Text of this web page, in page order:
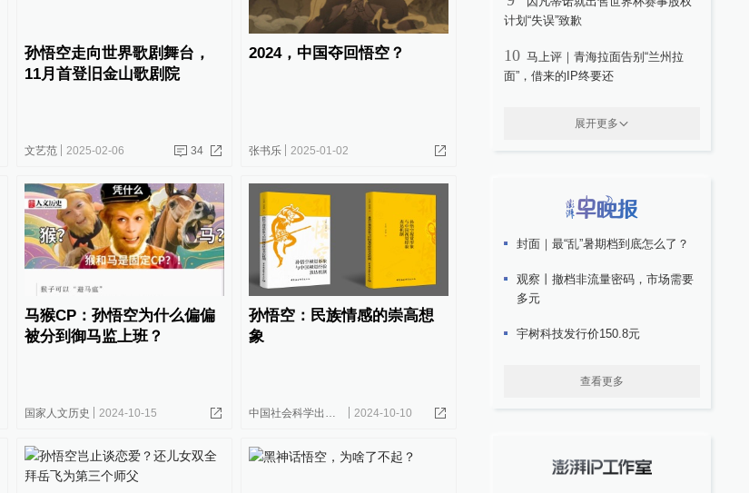
孙悟空走向世界歌剧舞台，
11月首登旧金山歌剧院
文艺范 2025-02-06 34
2024，中国夺回悟空？
张书乐 2025-01-02
马猴CP：孙悟空为什么偏偏
被分到御马监上班？
国家人文历史 2024-10-15
孙悟空：民族情感的崇高想
象
中国社会科学出版社 2024-10-10
计划“失误”致歉
10 马上评｜青海拉面告别“兰州拉
面”，借来的IP终要还
展开更多
封面｜最“乱”暑期档到底怎么了？
观察丨撤档非流量密码，市场需要
多元
宇树科技发行价150.8元
查看更多